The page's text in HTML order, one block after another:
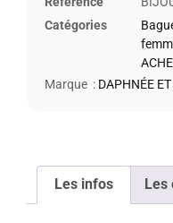
Catégories
Marque : DAPHNÉE ET
Les infos